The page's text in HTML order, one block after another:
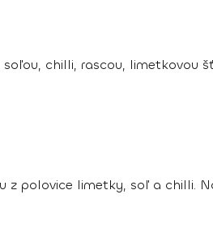
chilli, rascou, limetkovou
z polovice limetky, soľ a chilli.